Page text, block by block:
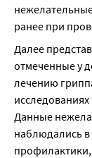
ранее при
Далее
отмеченные у
лечению
Данные
наблюдались в